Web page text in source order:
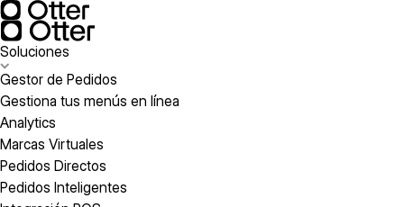
Soluciones
Gestor de Pedidos
Gestiona tus menús en línea
Analytics
Marcas Virtuales
Pedidos Directos
Pedidos Inteligentes